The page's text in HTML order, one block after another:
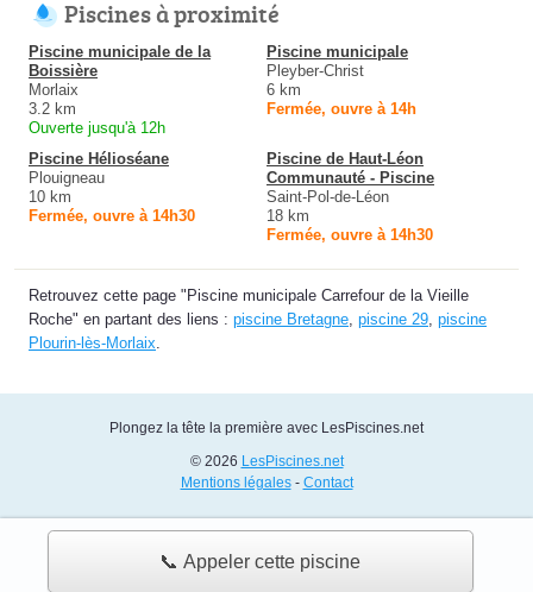
📞 Appeler cette piscine
Piscines à proximité
Piscine municipale de la
Boissière
Morlaix
3.2 km
Ouverte jusqu'à 12h
Piscine municipale
Pleyber-Christ
6 km
Fermée, ouvre à 14h
Piscine Hélioséane
Plouigneau
10 km
Fermée, ouvre à 14h30
Piscine de Haut-Léon
Communauté - Piscine
Saint-Pol-de-Léon
18 km
Fermée, ouvre à 14h30
Retrouvez cette page "Piscine municipale Carrefour de la Vieille
Roche" en partant des liens : piscine Bretagne piscine 29 piscine
Plourin-lès-Morlaix
Plongez la tête la première avec LesPiscines.net
© 2026 LesPiscines.net
Mentions légales- Contact